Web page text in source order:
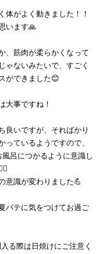
体がよく動きました！！
います🙏
、筋肉が柔らかくなって
ゃないみたいで、すごく
ができました😊
大事ですね！
良いですが、そればかり
っているようですので、
呂につかるように意識し
意識が変わりました💪
バテに気をつけてお過ご
る際は日焼けにご注意く